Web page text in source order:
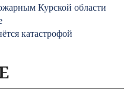
Курской области
катастрофой